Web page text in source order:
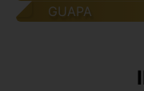
GUAPA